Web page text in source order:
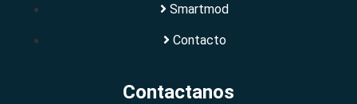
Smartmod
Contacto
Contactanos